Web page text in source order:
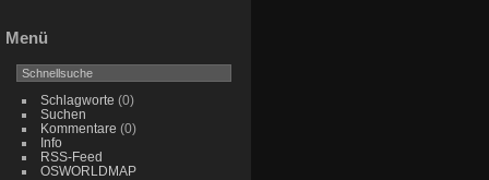
Menü
Schlagworte (0)
Suchen
Kommentare (0)
Info
RSS-Feed
OSWORLDMAP